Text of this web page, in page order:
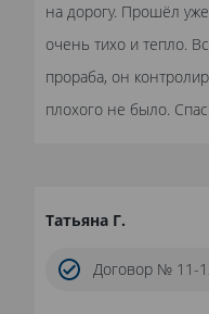
на дорогу. Прошёл
очень тихо и тепло.
прораба, он
плохого не было.
Татьяна Г.
Договор № 11-